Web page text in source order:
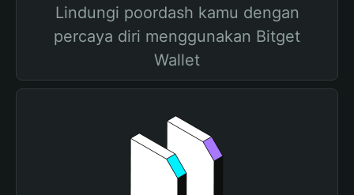
Lindungi poordash kamu dengan
percaya diri menggunakan Bitget
Wallet